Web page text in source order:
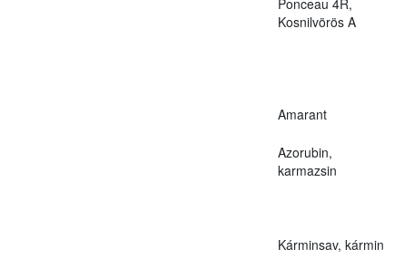
Kosnilvörös A
Amarant
Azorubin,
karmazsin
Kárminsav, kármin